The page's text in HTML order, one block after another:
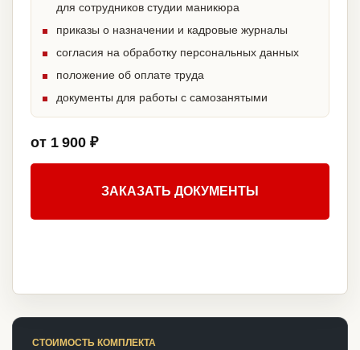
для сотрудников студии маникюра
приказы о назначении и кадровые журналы
согласия на обработку персональных данных
положение об оплате труда
документы для работы с самозанятыми
от 1 900 ₽
ЗАКАЗАТЬ ДОКУМЕНТЫ
СТОИМОСТЬ КОМПЛЕКТА